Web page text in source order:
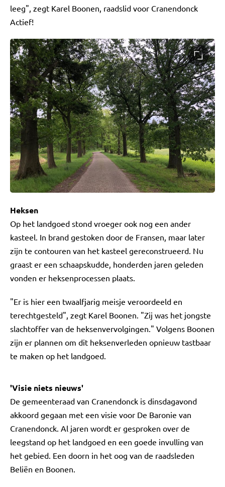
leeg", zegt Karel Boonen, raadslid voor Cranendonck
Actief!
Heksen
Op het landgoed stond vroeger ook nog een ander
kasteel. In brand gestoken door de Fransen, maar later
zijn te contouren van het kasteel gereconstrueerd. Nu
graast er een schaapskudde, honderden jaren geleden
vonden er heksenprocessen plaats.
"Er is hier een twaalfjarig meisje veroordeeld en
terechtgesteld", zegt Karel Boonen. "Zij was het jongste
slachtoffer van de heksenvervolgingen." Volgens Boonen
zijn er plannen om dit heksenverleden opnieuw tastbaar
te maken op het landgoed.
'Visie niets nieuws'
De gemeenteraad van Cranendonck is dinsdagavond
akkoord gegaan met een visie voor De Baronie van
Cranendonck. Al jaren wordt er gesproken over de
leegstand op het landgoed en een goede invulling van
het gebied. Een doorn in het oog van de raadsleden
Beliën en Boonen.